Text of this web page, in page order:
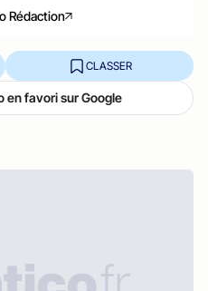
Rédaction
CLASSER
en favori sur Google